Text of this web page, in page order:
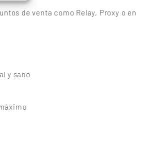
de venta como Relay, Proxy o en
y sano